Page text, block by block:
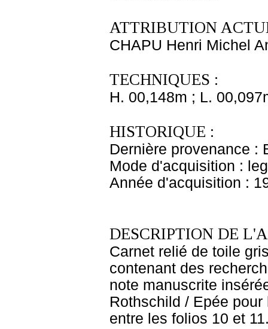
ATTRIBUTION
CHAPU Henri Michel
TECHNIQUES :
H. 00,148m ; L.
HISTORIQUE :
Dernière provenance :
Mode d'acquisition :
Année d'acquisition :
DESCRIPTION DE
Carnet relié de toile
contenant des
note manuscrite
Rothschild / Epée
entre les folios 10 et